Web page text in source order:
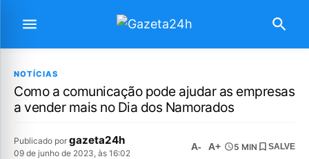
NOTÍCIAS
Como a comunicação pode ajudar as empresas
a vender mais no Dia dos Namorados
Publicado por gazeta24h
09 de junho de 2023, às 16:02
A- A+ 5 MIN SALVE